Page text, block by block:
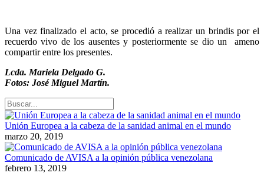
Una vez finalizado el acto, se procedió a realizar un brindis por el
recuerdo vivo de los ausentes y posteriormente se dio un ameno
compartir entre los presentes.
Lcda. Mariela Delgado G.
Fotos: José Miguel Martín.
Unión Europea a la cabeza de la sanidad animal en el mundo
marzo 20, 2019
Comunicado de AVISA a la opinión pública venezolana
febrero 13, 2019